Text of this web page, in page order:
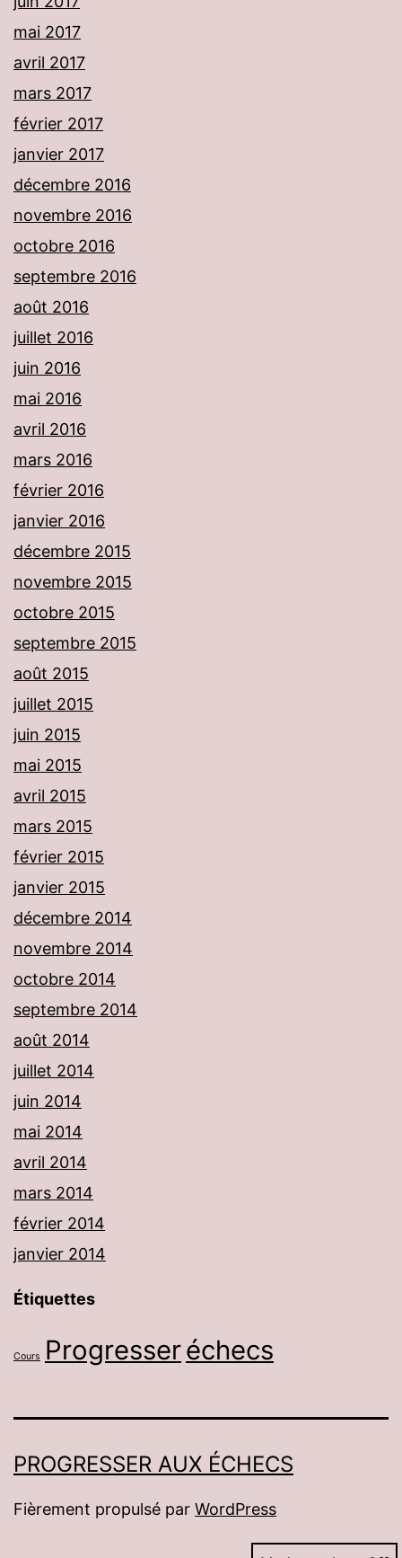
mai 2017
avril 2017
mars 2017
février 2017
janvier 2017
décembre 2016
novembre 2016
octobre 2016
septembre 2016
août 2016
juillet 2016
juin 2016
mai 2016
avril 2016
mars 2016
février 2016
janvier 2016
décembre 2015
novembre 2015
octobre 2015
septembre 2015
août 2015
juillet 2015
juin 2015
mai 2015
avril 2015
mars 2015
février 2015
janvier 2015
décembre 2014
novembre 2014
octobre 2014
septembre 2014
août 2014
juillet 2014
juin 2014
mai 2014
avril 2014
mars 2014
février 2014
janvier 2014
Étiquettes
Cours Progresseréchecs
PROGRESSER AUX ÉCHECS
Fièrement propulsé par WordPress